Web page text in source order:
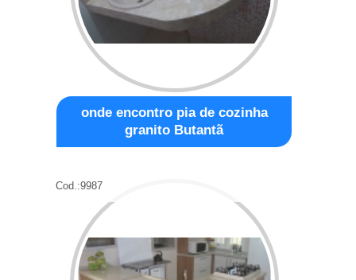
onde encontro pia de cozinha
granito Butantã
Cod.:9987